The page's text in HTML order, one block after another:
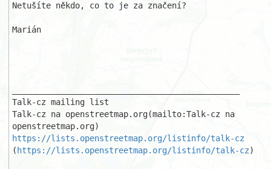
Netušíte někdo, co to je za značení?
Marián
Talk-cz mailing list
Talk-cz na openstreetmap.org(mailto:Talk-cz na
https://lists.openstreetmap.org/listinfo/talk-cz
( https://lists.openstreetmap.org/listinfo/talk-cz)